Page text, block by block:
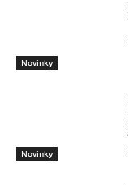
Novinky
Novinky